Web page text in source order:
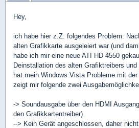
Hey,
ich habe hier z.Z. folgendes Problem:
alten Grafikkarte ausgeleiert war (und
habe ich mir eine neue ATI HD 4550
Deinstallation des alten Grafiktreibers
hat mein Windows Vista Probleme mit
zeigt mir folgende zwei
-> Soundausgabe über den HDMI
den Grafikkartentreiber)
--> Kein Gerät angeschlossen, daher